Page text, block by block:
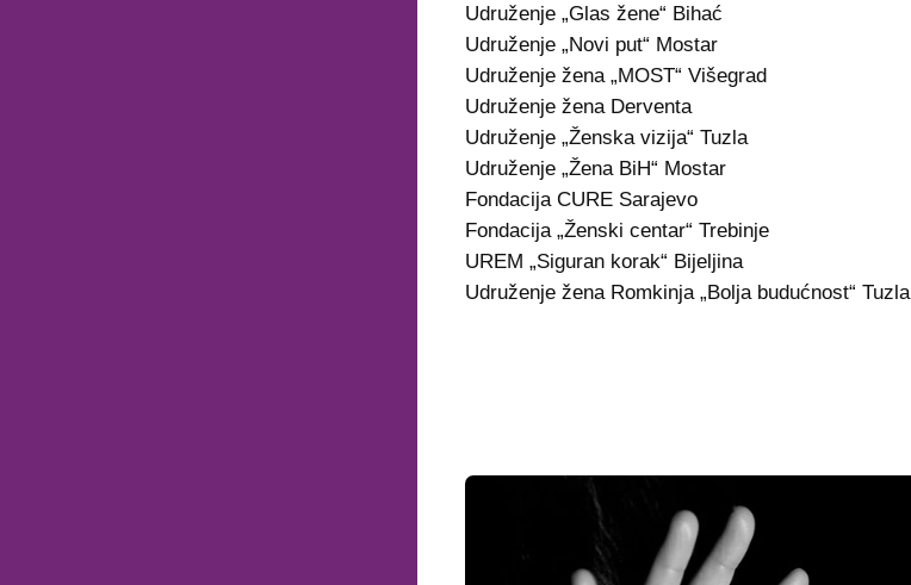
Udruženje „Glas žene“ Bihać
Udruženje „Novi put“ Mostar
Udruženje žena „MOST“ Višegrad
Udruženje žena Derventa
Udruženje „Ženska vizija“ Tuzla
Udruženje „Žena BiH“ Mostar
Fondacija CURE Sarajevo
Fondacija „Ženski centar“ Trebinje
UREM „Siguran korak“ Bijeljina
Udruženje žena Romkinja „Bolja budućnost“ Tuzla